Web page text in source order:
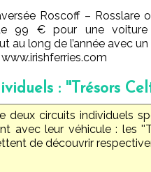
Roscoff – Rosslare
99 € pour une voiture
au long de l’année avec
: ''Trésors
deux circuits individuels
avec leur véhicule : les
de découvrir